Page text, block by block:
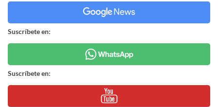
Suscríbete en:
Suscríbete en: